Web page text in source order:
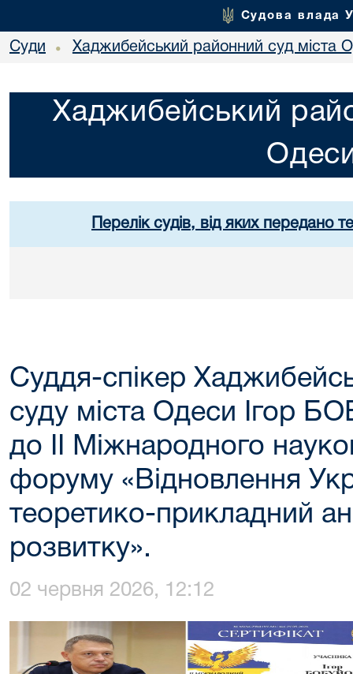
Судова влада
Суди • Хаджибейський районний суд міста
Хаджибейський
Перелік судів, від яких передано
Суддя-спікер
суду міста Одеси Ігор
до ІІ Міжнародного
форуму «Відновлення
теоретико-прикладний
розвитку».
02 червня 2026, 12:12